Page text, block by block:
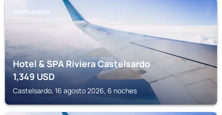
CASTELSARDO
Hotel & SPA Riviera Castelsardo
1,349USD
Castelsardo, 16 agosto 2026, 6 noches